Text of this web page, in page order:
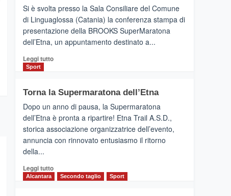
Al
via
i
collegamenti
Si è svolta presso la Sala Consiliare del Comune
di Linguaglossa (Catania) la conferenza stampa di
presentazione della BROOKS SuperMaratona
dell’Etna, un appuntamento destinato a...
Leggi tuttoLeggi
BROOKS
SuperMaratona
dell’Etna,
presentata
l’edizione
2026
Sport
Torna la Supermaratona dell’Etna
Dopo un anno di pausa, la Supermaratona
dell’Etna è pronta a ripartire! Etna Trail A.S.D.,
storica associazione organizzatrice dell’evento,
annuncia con rinnovato entusiasmo il ritorno
della...
Leggi tuttoLeggi
Alcantara Secondo taglio Sport